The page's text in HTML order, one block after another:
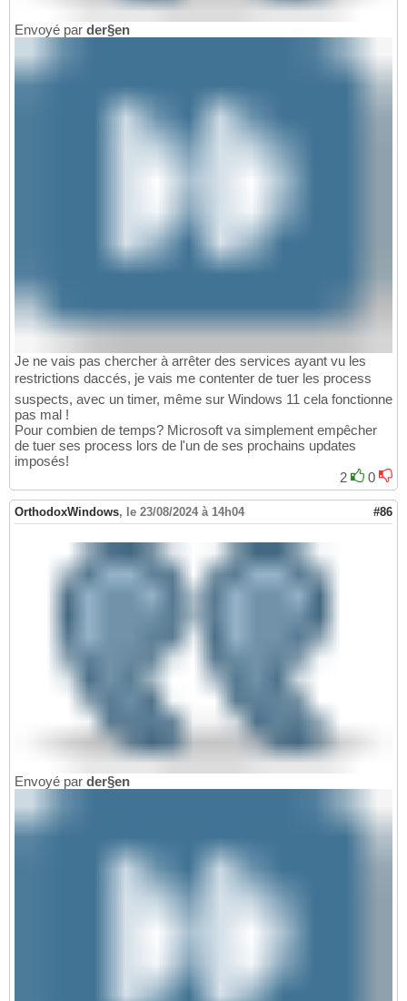
Envoyé par der§en
Je ne vais pas chercher à arrêter des services ayant vu les
restrictions daccés, je vais me contenter de tuer les process
suspects, avec un timer, même sur Windows 11 cela fonctionne
pas mal !
Pour combien de temps? Microsoft va simplement empêcher
de tuer ses process lors de l'un de ses prochains updates
imposés!
2
0
OrthodoxWindows, le 23/08/2024 à 14h04 #86
Envoyé par der§en